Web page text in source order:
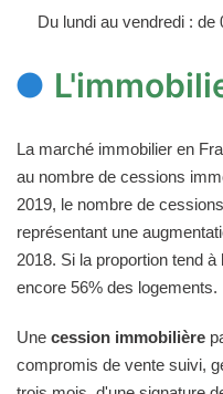
Du lundi au vendredi : de
La marché immobilier en
au nombre de cessions
2019, le nombre de
représentant une
2018. Si la proportion tend
encore 56% des logements.
Une cession immobilière
compromis de vente suivi,